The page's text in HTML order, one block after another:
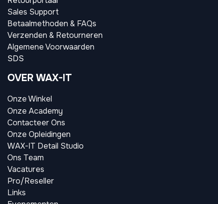
Sales Support
Betaalmethoden & FAQs
Verzenden & Retourneren
Algemene Voorwaarden
SDS
OVER WAX-IT
Onze Winkel
Onze Academy
Contacteer Ons
Onze Opleidingen
WAX-IT Detail Studio
Ons Team
Vacatures
Pro/Reseller
Links